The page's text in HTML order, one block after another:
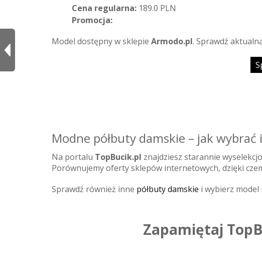
Cena regularna: 189.0 PLN
Promocja:
Model dostępny w sklepie Armodo.pl. Sprawdź
Modne półbuty damskie – jak wybrać
Na portalu TopBucik.pl znajdziesz starannie
Porównujemy oferty sklepów internetowych, dzięki
Sprawdź również inne półbuty damskie i wybierz model
Zapamiętaj